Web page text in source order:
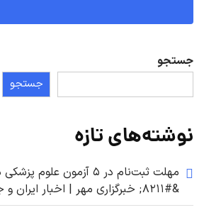
جستجو
جستجو
نوشته‌های تازه
مهلت ثبت‌نام در ۵ آزمون
&#۸۲۱۱; خبرگزاری مهر | اخبار ایران و جهان